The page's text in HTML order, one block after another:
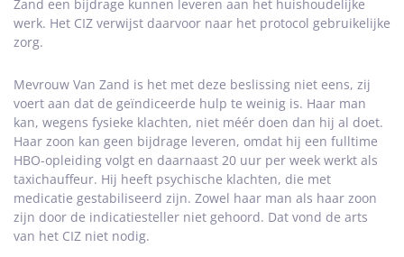
Zand een bijdrage kunnen leveren aan het huishoudelijke
werk. Het CIZ verwijst daarvoor naar het protocol gebruikelijke
zorg.
Mevrouw Van Zand is het met deze beslissing niet eens, zij
voert aan dat de geïndiceerde hulp te weinig is. Haar man
kan, wegens fysieke klachten, niet méér doen dan hij al doet.
Haar zoon kan geen bijdrage leveren, omdat hij een fulltime
HBO-opleiding volgt en daarnaast 20 uur per week werkt als
taxichauffeur. Hij heeft psychische klachten, die met
medicatie gestabiliseerd zijn. Zowel haar man als haar zoon
zijn door de indicatiesteller niet gehoord. Dat vond de arts
van het CIZ niet nodig.